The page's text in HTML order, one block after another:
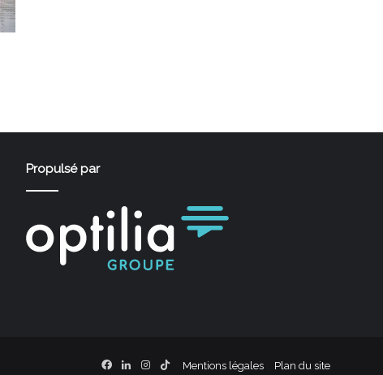
Propulsé par
Mentions légales Plan du site
FacebookLinkedinInstagram
TikTok